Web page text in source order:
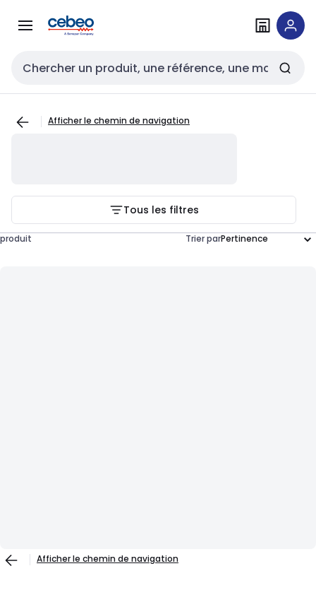
navigationau
Entrée de recherche
Afficher le chemin de navigation
Tous les filtres
produit Trier par
Afficher le chemin de navigation